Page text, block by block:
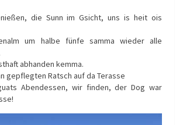
die Sunn im Gsicht, uns is heit ois
um halbe fünfe samma wieder alle
abhanden kemma.
gepflegten Ratsch auf da Terasse
Abendessen, wir finden, der Dog war